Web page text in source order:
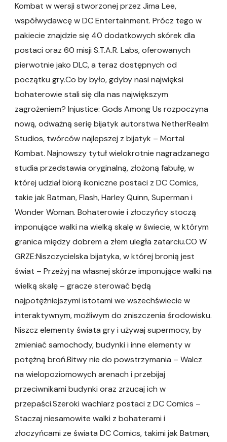
Kombat w wersji stworzonej przez Jima Lee,
współwydawcę w DC Entertainment. Prócz tego w
pakiecie znajdzie się 40 dodatkowych skórek dla
postaci oraz 60 misji S.T.A.R. Labs, oferowanych
pierwotnie jako DLC, a teraz dostępnych od
początku gry.Co by było, gdyby nasi najwięksi
bohaterowie stali się dla nas największym
zagrożeniem? Injustice: Gods Among Us rozpoczyna
nową, odważną serię bijatyk autorstwa NetherRealm
Studios, twórców najlepszej z bijatyk – Mortal
Kombat. Najnowszy tytuł wielokrotnie nagradzanego
studia przedstawia oryginalną, złożoną fabułę, w
której udział biorą ikoniczne postaci z DC Comics,
takie jak Batman, Flash, Harley Quinn, Superman i
Wonder Woman. Bohaterowie i złoczyńcy stoczą
imponujące walki na wielką skalę w świecie, w którym
granica między dobrem a złem uległa zatarciu.CO W
GRZE:Niszczycielska bijatyka, w której bronią jest
świat – Przeżyj na własnej skórze imponujące walki na
wielką skalę – gracze sterować będą
najpotężniejszymi istotami we wszechświecie w
interaktywnym, możliwym do zniszczenia środowisku.
Niszcz elementy świata gry i używaj supermocy, by
zmieniać samochody, budynki i inne elementy w
potężną broń.Bitwy nie do powstrzymania – Walcz
na wielopoziomowych arenach i przebijaj
przeciwnikami budynki oraz zrzucaj ich w
przepaści.Szeroki wachlarz postaci z DC Comics –
Staczaj niesamowite walki z bohaterami i
złoczyńcami ze świata DC Comics, takimi jak Batman,